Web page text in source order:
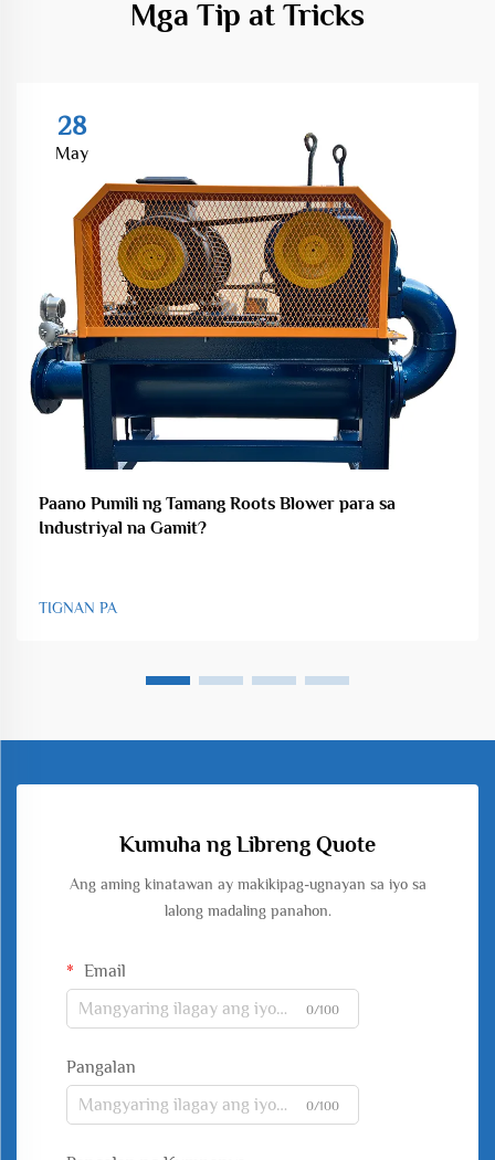
Mga Tip at Tricks
28
May
Paano Pumili ng Tamang Roots Blower para sa
Industriyal na Gamit?
TIGNAN PA
Kumuha ng Libreng Quote
Ang aming kinatawan ay makikipag-ugnayan sa iyo sa
lalong madaling panahon.
Email
0/100
Pangalan
0/100